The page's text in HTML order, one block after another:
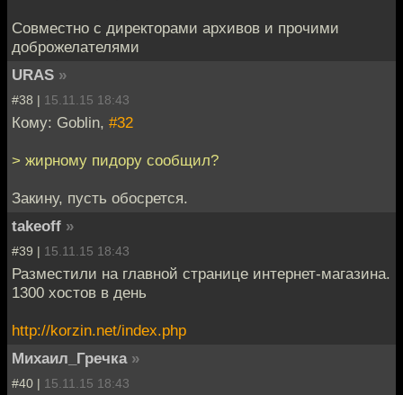
Совместно с директорами архивов и прочими
доброжелателями
URAS »
#38 | 15.11.15 18:43
Кому: Goblin, #32
> жирному пидору сообщил?
Закину, пусть обосрется.
takeoff »
#39 | 15.11.15 18:43
Разместили на главной странице интернет-магазина.
1300 хостов в день
http://korzin.net/index.php
Михаил_Гречка »
#40 | 15.11.15 18:43